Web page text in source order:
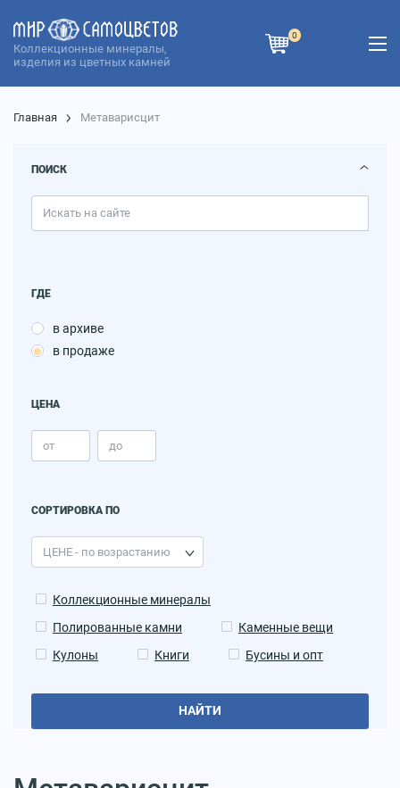
Коллекционные минералы,
изделия из цветных камней
0
Главная Метаварисцит
ПОИСК
ГДЕ
в архиве
в продаже
ЦЕНА
СОРТИРОВКА ПО
Коллекционные минералы
Полированные камни
Каменные вещи
Кулоны
Книги Бусины и опт
НАЙТИ